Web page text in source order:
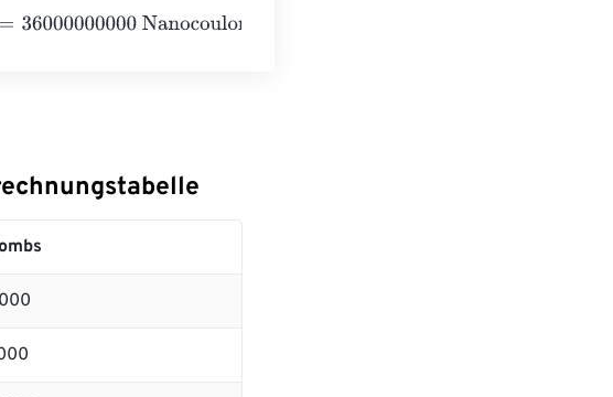
Nanocoulombs